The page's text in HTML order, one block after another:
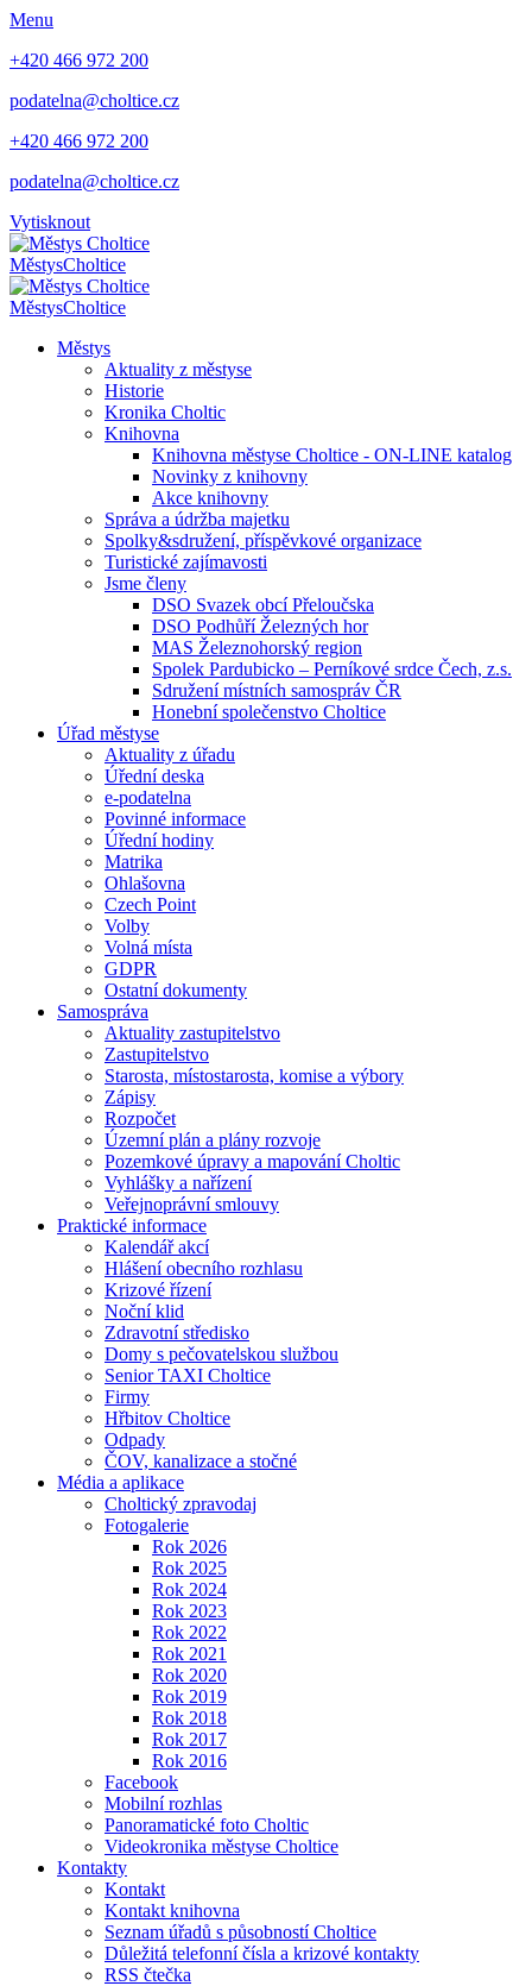
Menu
+420 466 972 200
podatelna@choltice.cz
+420 466 972 200
podatelna@choltice.cz
Vytisknout
MěstysCholtice
MěstysCholtice
Městys
Aktuality z městyse
Historie
Kronika Choltic
Knihovna
Knihovna městyse Choltice - ON-LINE katalog
Novinky z knihovny
Akce knihovny
Správa a údržba majetku
Spolky&sdružení, příspěvkové organizace
Turistické zajímavosti
Jsme členy
DSO Svazek obcí Přeloučska
DSO Podhůří Železných hor
MAS Železnohorský region
Spolek Pardubicko – Perníkové srdce Čech, z.s.
Sdružení místních samospráv ČR
Honební společenstvo Choltice
Úřad městyse
Aktuality z úřadu
Úřední deska
e-podatelna
Povinné informace
Úřední hodiny
Matrika
Ohlašovna
Czech Point
Volby
Volná místa
GDPR
Ostatní dokumenty
Samospráva
Aktuality zastupitelstvo
Zastupitelstvo
Starosta, místostarosta, komise a výbory
Zápisy
Rozpočet
Územní plán a plány rozvoje
Pozemkové úpravy a mapování Choltic
Vyhlášky a nařízení
Veřejnoprávní smlouvy
Praktické informace
Kalendář akcí
Hlášení obecního rozhlasu
Krizové řízení
Noční klid
Zdravotní středisko
Domy s pečovatelskou službou
Senior TAXI Choltice
Firmy
Hřbitov Choltice
Odpady
ČOV, kanalizace a stočné
Média a aplikace
Choltický zpravodaj
Fotogalerie
Rok 2026
Rok 2025
Rok 2024
Rok 2023
Rok 2022
Rok 2021
Rok 2020
Rok 2019
Rok 2018
Rok 2017
Rok 2016
Facebook
Mobilní rozhlas
Panoramatické foto Choltic
Videokronika městyse Choltice
Kontakty
Kontakt
Kontakt knihovna
Seznam úřadů s působností Choltice
Důležitá telefonní čísla a krizové kontakty
RSS čtečka